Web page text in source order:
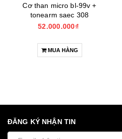
Cơ than micro bl-99v +
tonearm saec 308
52.000.000₫
MUA HÀNG
ĐĂNG KÝ NHẬN TIN